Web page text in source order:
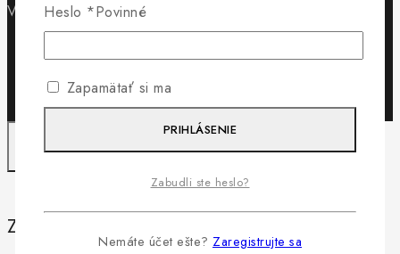
VytvoriloByteminds
Záleží nám na vašom súkromí
Heslo *Povinné
Zapamätať si ma
PRIHLÁSENIE
Zabudli ste heslo?
Nemáte účet ešte? Zaregistrujte sa